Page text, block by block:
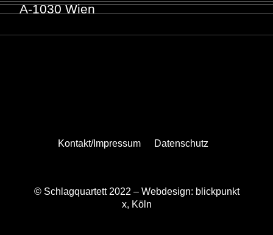
A-1030 Wien
Kontakt/Impressum Datenschutz
© Schlagquartett 2022 – Webdesign: blickpunkt
x, Köln